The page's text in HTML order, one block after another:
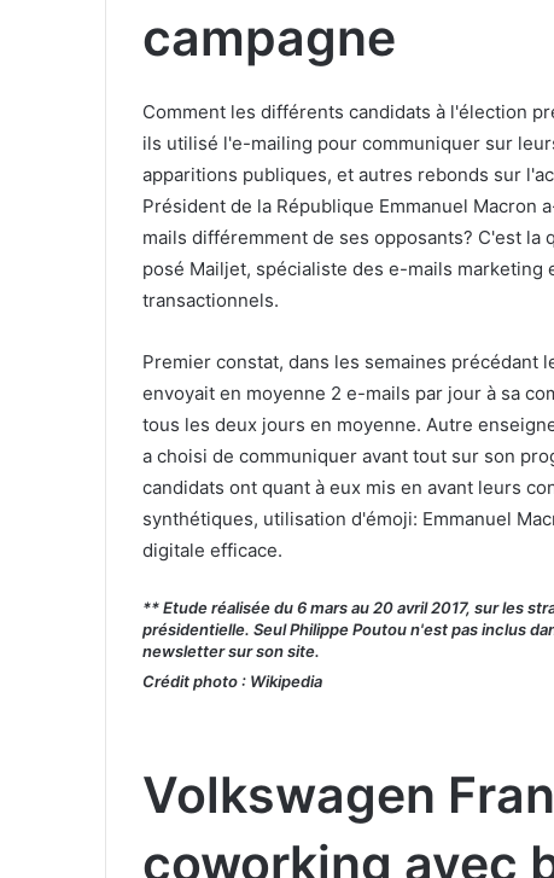
campagne
Comment les différents candidats à l'élection
ils utilisé l'e-mailing pour communiquer sur
apparitions publiques, et autres rebonds sur
Président de la République Emmanuel Macron
mails différemment de ses opposants? C'est la
posé Mailjet, spécialiste des e-mails marketing
transactionnels.
Premier constat, dans les semaines précédant
envoyait en moyenne 2 e-mails par jour à sa
tous les deux jours en moyenne. Autre
a choisi de communiquer avant tout sur son
candidats ont quant à eux mis en avant leurs
synthétiques, utilisation d'émoji: Emmanuel
digitale efficace.
** Etude réalisée du 6 mars au 20 avril 2017, sur les
présidentielle. Seul Philippe Poutou n'est pas inclus
newsletter sur son site.
Crédit photo : Wikipedia
Volkswagen
coworking avec